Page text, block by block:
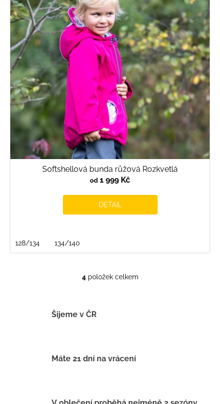
Softshellová bunda růžová Rozkvetlá
od 1 999 Kč
DETAIL
128/134 134/140
O
í
k
4položek celkem
Šijeme v ČR
Máte 21 dní na vrácení